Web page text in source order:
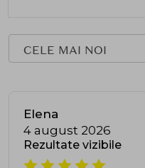
Elena
4 august 2026
Rezultate vizibile